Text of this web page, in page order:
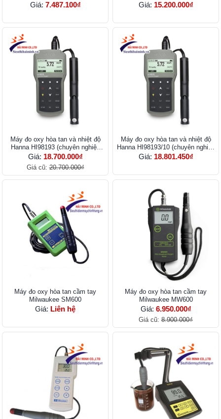
Giá: 7.487.100₫ Giá: 15.200.000₫
Máy đo oxy hòa tan và nhiệt độ
Hanna HI98193 (chuyên nghiệp
cáp 4m)
Giá: 18.700.000₫
Giá cũ:20.700.000₫
Máy đo oxy hòa tan và nhiệt độ
Hanna HI98193/10 (chuyên nghiệp
cáp 4m)
Giá: 18.801.450₫
Máy đo oxy hòa tan cầm tay
Milwaukee SM600
Giá: Liên hệ
Máy đo oxy hòa tan cầm tay
Milwaukee MW600
Giá: 6.950.000₫
Giá cũ: 8.900.000₫